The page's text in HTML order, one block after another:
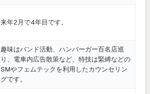
来年2月で4年目です。
趣味はバンド活動、ハンバーガー百名店巡
り、電車内広告散策など、特技は緊縛などの
SMやフェムテックを利用したカウンセリン
グです。